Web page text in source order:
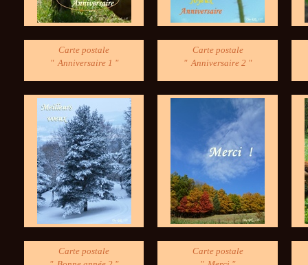
Carte postale
" Anniversaire 1 "
Carte postale
" Anniversaire 2 "
Carte postale
Carte postale